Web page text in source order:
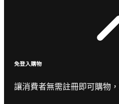
免登入購物
讓消費者無需註冊即可購物